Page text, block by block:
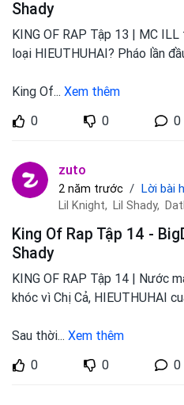
Shady
KING OF RAP Tập 13 | MC
loại HIEUTHUHAI? Pháo lần
King Of... Xem thêm
0
0 0
zuto
2 năm trước Lời bài
Lil Knight, Lil Shady,
King Of Rap Tập 14 -
Shady
KING OF RAP Tập 14 | Nước
khóc vì Chị Cả, HIEUTHUHAI
Sau thời... Xem thêm
0
0 0